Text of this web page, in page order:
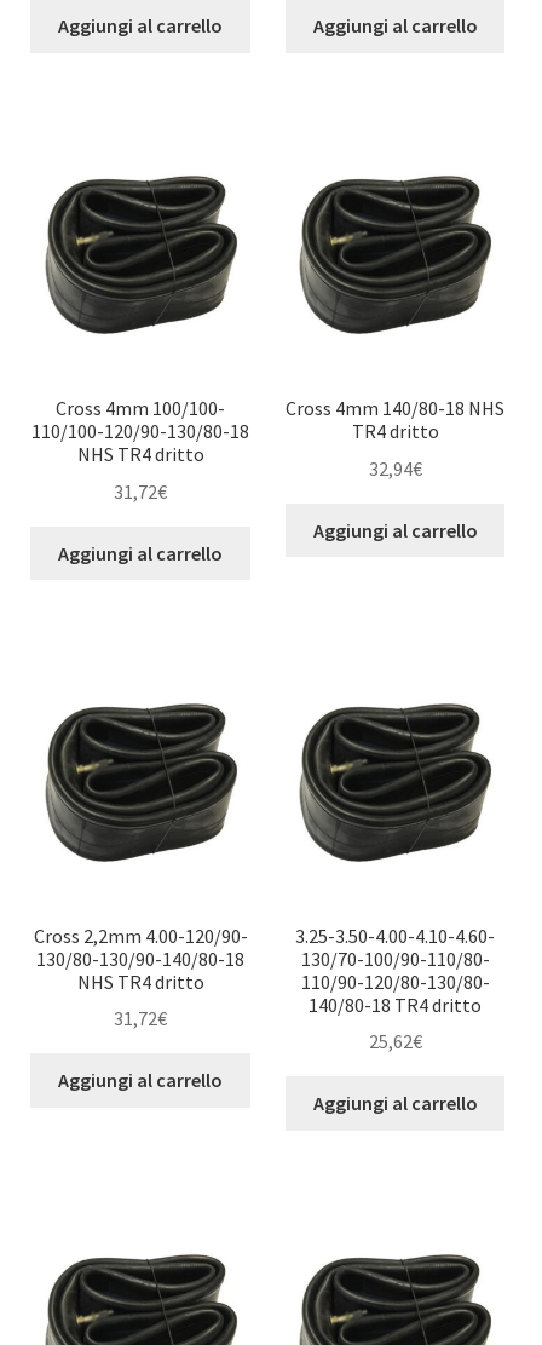
Aggiungi al carrello Aggiungi al carrello
Cross 4mm 100/100-
110/100-120/90-130/80-18
NHS TR4 dritto
31,72€
Aggiungi al carrello
Cross 4mm 140/80-18 NHS
TR4 dritto
32,94€
Aggiungi al carrello
Cross 2,2mm 4.00-120/90-
130/80-130/90-140/80-18
NHS TR4 dritto
31,72€
Aggiungi al carrello
3.25-3.50-4.00-4.10-4.60-
130/70-100/90-110/80-
110/90-120/80-130/80-
140/80-18 TR4 dritto
25,62€
Aggiungi al carrello